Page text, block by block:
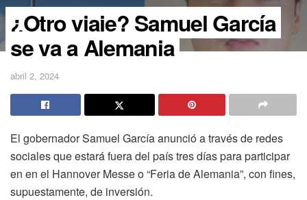
¿Otro viaje? Samuel García
se va a Alemania
abril 2, 2024
El gobernador Samuel García anunció a través de redes
sociales que estará fuera del país tres días para participar
en en el Hannover Messe o “Feria de Alemania”, con fines,
supuestamente, de inversión.